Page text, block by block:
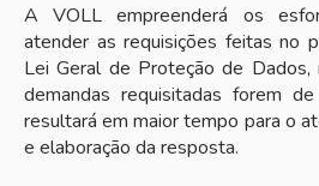
A VOLL empreenderá os
atender as requisições feitas no
Lei Geral de Proteção de
demandas requisitadas forem
resultará em maior tempo para o
e elaboração da resposta.